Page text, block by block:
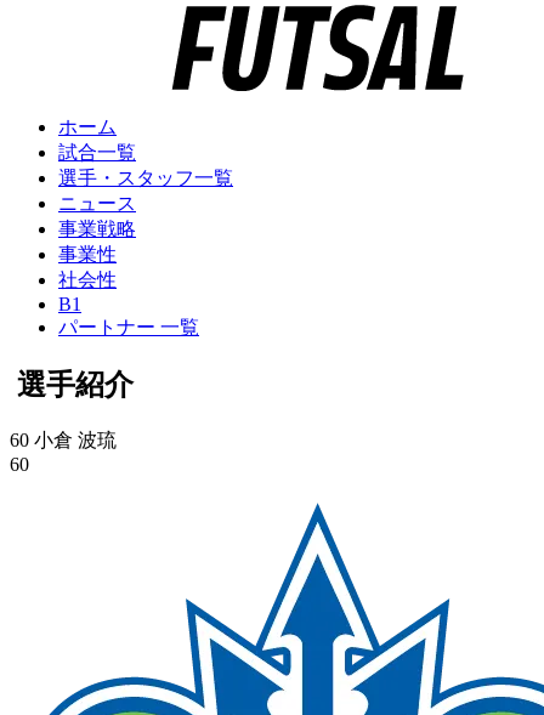
ホーム
試合一覧
選手・スタッフ一覧
ニュース
事業戦略
事業性
社会性
B1
パートナー 一覧
選手紹介
60 小倉 波琉
60